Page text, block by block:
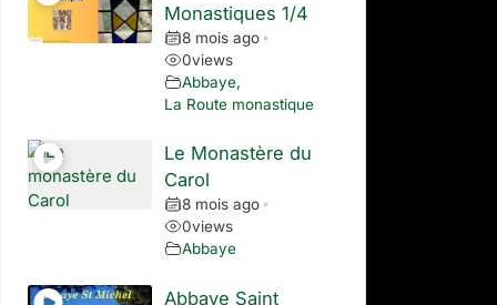
Monastiques 1/4
8 mois ago •
0views
Abbaye,
La Route monastique
Le Monastère du
Carol
8 mois ago •
0views
Abbaye
Abbaye Saint